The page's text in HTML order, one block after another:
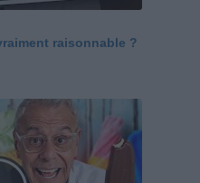
raisonnable ?